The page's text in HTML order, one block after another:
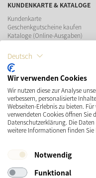
KUNDENKARTE & KATALOGE
Kundenkarte
Geschenkgutscheine kaufen
Kataloge (Online-Ausgaben)
ZAHLUNGSMÖGLICHKEITEN
VERSAND
Deutsch
Wir verwenden Cookies
Wir nutzen diese zur Analyse
verbessern, personalisierte
Webseiten-Erlebnis zu bieten.
verwendeten Cookies öffnen Sie
Datenschutzerklärung. Die
weitere Informationen finden Sie
Notwendig
Funktional